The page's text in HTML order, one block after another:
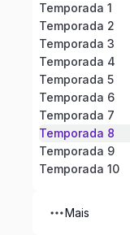
Temporada 1
Temporada 2
Temporada 3
Temporada 4
Temporada 5
Temporada 6
Temporada 7
Temporada 8
Temporada 9
Temporada 10
Mais